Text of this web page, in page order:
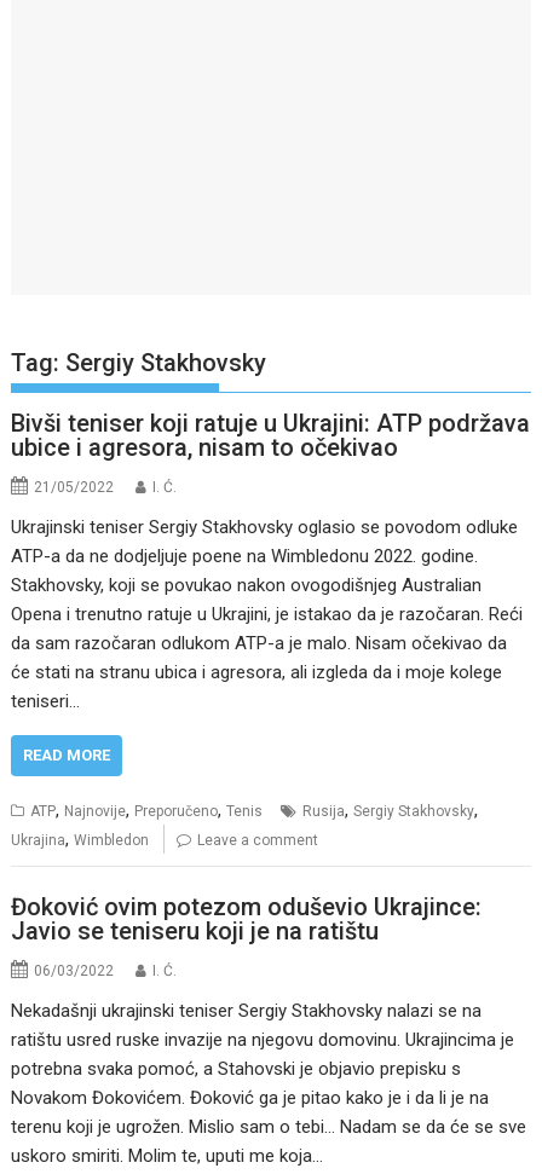
Tag: Sergiy Stakhovsky
Bivši teniser koji ratuje u Ukrajini: ATP podržava
ubice i agresora, nisam to očekivao
21/05/2022 I. Ć.
Ukrajinski teniser Sergiy Stakhovsky oglasio se povodom odluke
ATP-a da ne dodjeljuje poene na Wimbledonu 2022. godine.
Stakhovsky, koji se povukao nakon ovogodišnjeg Australian
Opena i trenutno ratuje u Ukrajini, je istakao da je razočaran. Reći
da sam razočaran odlukom ATP-a je malo. Nisam očekivao da
će stati na stranu ubica i agresora, ali izgleda da i moje kolege
teniseri…
READ MORE
ATP, Najnovije, Preporučeno,Tenis Rusija,Sergiy Stakhovsky,
Ukrajina,Wimbledon Leave a comment
Đoković ovim potezom oduševio Ukrajince:
Javio se teniseru koji je na ratištu
06/03/2022 I. Ć.
Nekadašnji ukrajinski teniser Sergiy Stakhovsky nalazi se na
ratištu usred ruske invazije na njegovu domovinu. Ukrajincima je
potrebna svaka pomoć, a Stahovski je objavio prepisku s
Novakom Đokovićem. Đoković ga je pitao kako je i da li je na
terenu koji je ugrožen. Mislio sam o tebi… Nadam se da će se sve
uskoro smiriti. Molim te, uputi me koja…